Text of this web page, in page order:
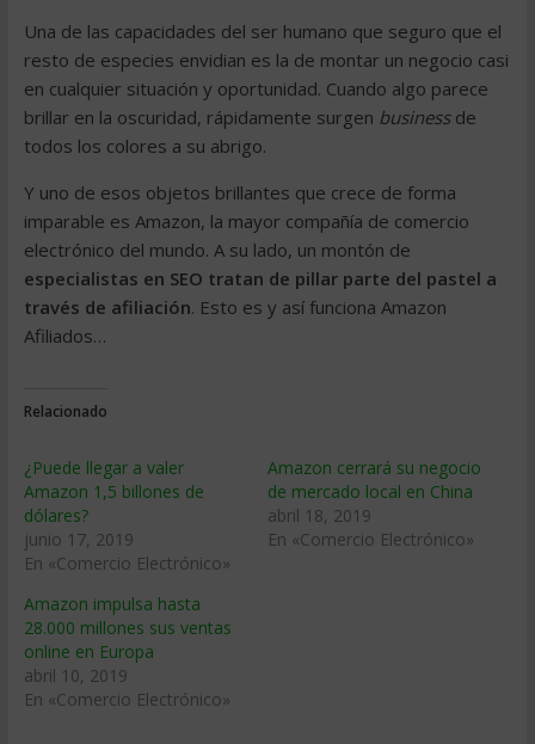
Una de las capacidades del ser humano que seguro que el
resto de especies envidian es la de montar un negocio casi
en cualquier situación y oportunidad. Cuando algo parece
brillar en la oscuridad, rápidamente surgen businessde
todos los colores a su abrigo.
Y uno de esos objetos brillantes que crece de forma
imparable es Amazon, la mayor compañía de comercio
electrónico del mundo. A su lado, un montón de
especialistas en SEO tratan de pillar parte del pastel a
través de afiliación. Esto es y así funciona Amazon
Afiliados…
Relacionado
¿Puede llegar a valer
Amazon 1,5 billones de
dólares?
junio 17, 2019
En «Comercio Electrónico»
Amazon cerrará su negocio
de mercado local en China
abril 18, 2019
En «Comercio Electrónico»
Amazon impulsa hasta
28.000 millones sus ventas
online en Europa
abril 10, 2019
En «Comercio Electrónico»